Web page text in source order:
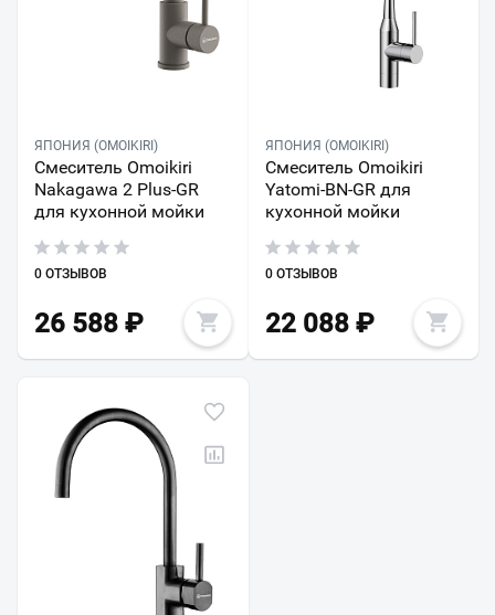
ЯПОНИЯ (OMOIKIRI)
Смеситель Omoikiri
Nakagawa 2 Plus-GR
для кухонной мойки
0 ОТЗЫВОВ
26 588 ₽
ЯПОНИЯ (OMOIKIRI)
Смеситель Omoikiri
Yatomi-BN-GR для
кухонной мойки
0 ОТЗЫВОВ
22 088₽